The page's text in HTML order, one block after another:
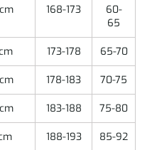
168-173
60-
65
173-178 65-70
178-183 70-75
183-188 75-80
188-193 85-92